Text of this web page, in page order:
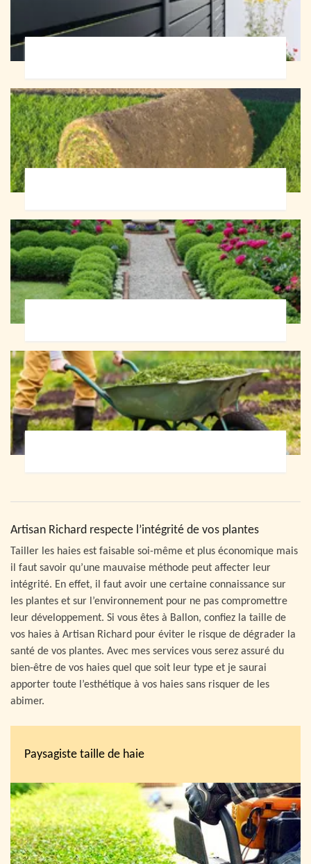
Artisan Richard respecte l’intégrité de vos plantes
Tailler les haies est faisable soi-même et plus économique mais
il faut savoir qu’une mauvaise méthode peut affecter leur
intégrité. En effet, il faut avoir une certaine connaissance sur
les plantes et sur l’environnement pour ne pas compromettre
leur développement. Si vous êtes à Ballon, confiez la taille de
vos haies à Artisan Richard pour éviter le risque de dégrader la
santé de vos plantes. Avec mes services vous serez assuré du
bien-être de vos haies quel que soit leur type et je saurai
apporter toute l’esthétique à vos haies sans risquer de les
abimer.
Paysagiste taille de haie